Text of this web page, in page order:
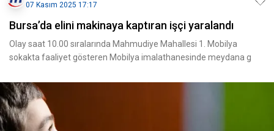
07 Kasım 2025 17:17
Bursa’da elini makinaya kaptıran işçi yaralandı
Olay saat 10.00 sıralarında Mahmudiye Mahallesi 1. Mobilya
sokakta faaliyet gösteren Mobilya imalathanesinde meydana g